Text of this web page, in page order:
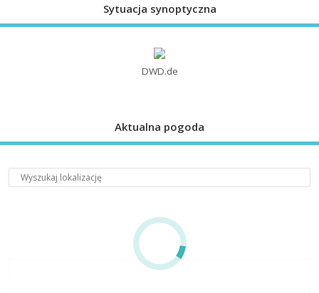
Sytuacja synoptyczna
DWD.de
Aktualna pogoda